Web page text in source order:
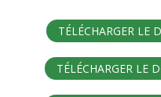
TÉLÉCHARGER LE
TÉLÉCHARGER LE